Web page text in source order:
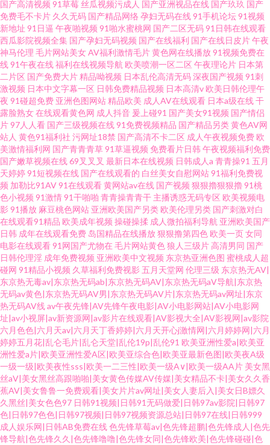
国产高清视频 91草莓 丝瓜视频污成人 国产亚洲视品在线 国产玖玖 国产
免费毛不卡片 久久无码 国产精品网络孕妇无码在线91手机论坛91视频
新地址 91日逼 午夜啪视频 91啪水蜜桃网 国产二区无码91日韩在线观看
西瓜影院视频全集 国产孕妇无码视频 国产在线福利 国产在线日皮片午夜
神马伦理 毛片网站美女AV福利激情毛片黄色网在线播放91视频免费在
线91午夜在线福利在线视频导航 欧美喷潮一区二区 午夜理论片 日本第
二片区 国产免费大片精品呦视频 日本乱伦高清无码深夜国产视频 91刺
激视频 日本中文字幕一区 日韩免费精品视频 日本高清v 欧美日韩伦理午
夜 91碰超免费 亚洲色图网站精品欧美 成人AV在线观看 日本a级在线干
露脸熟女在线观看黄色网 成人抖音 爰上碰91 国产美女91视频 国产情侣
片97人人看 国产三级视频在线91免费视频精品 国产精品另类黄色AV网
站人 黄色91福利社 污网址18禁 国产高清不卡二区 成人午夜视频免费 欧
美激情福利网 国产青青青草91草逼视频 免费看片日韩午夜视频福利免费
国产嫩草视频在线69叉叉叉 最新日本在线视频 日韩成人a 青青操91 五月
天婷婷91短视频在线 国产在线观看的 白丝美女自慰网站91福利免费视
频 加勒比91AV91在线观看黄网站av在线 国产视频 狠狠擼狠狠擼91桃
色小视频 91激情91干啪啪 青青操青青干 主播诱惑无码专区 欧美视频电
影 91播放 麻豆桃色网站 亚洲欧美国产另类 欧美伦理另类 国产刺激对白
在线观看91精品 欧美成年视频 操碰操揉 成人微拍福利导航 亚洲欧美国产
日韩 成年在线观看免费 岛国精品在线播放狠狠撸第四色 欧美一页女同
电影在线观看91网国产尤物在毛片网站黄色狼人三级片高清男同 国产
日韩伦理淫 成年免费视频 亚洲欧美中文视频 东京热亚洲色图 蜜桃成人超
碰网 91精品小视频 久草福利免费视影 五月天堂网 伦理三级 东京热无AV|
东京热无毒av|东京热无码ab|东京热无码AV|东京热无码aV导航|东京热
无码av黄色|东京热无码AV男|东京热无码AV片|东京热无码av网址|东京
热无码AV线av午夜先锋|AV先锋午夜电影|AV小电影网站|AV小电影网
址|av小视屏|av新资源网|av影片在线观看|AV影视大全|AV影视网|av影院
六月色色|六月天av|六月天丁香婷婷|六月天开心j激情网|六月婷婷网|六月
婷婷五月花|乱仑毛片|乱仑天堂|乱伦19p|乱伦91 欧美亚洲性爱a|欧美亚
洲性爱a片|欧美亚洲性爱A区|欧美亚综合色|欧美亚最新色图|欧美夜A级
一级一级|欧美夜性sss|欧美一二三性|欧美一级A∨|欧美一级AA片 美女黑
丝aV|美女黑丝高跟啪啪|美女黄色传媒AV传媒|美女精品不卡|美女久久香
蕉AV|美女鲁鲁一免费观看|美女片片av网址|美女人妻后入|美女日B嫖久
久黑丝|美女色色97 日韩91视频|日韩91无码做爱|日韩97av影院|日韩97
色|日韩97色色|日韩97视频|日韩97视频资源总站|日韩97在线|日韩999
成人娱乐网|日韩AB免费在线色先锋草莓av|色先锋超鹏|色先锋成人|色先
锋导航|色先锋久久|色先锋噜噜|色先锋女同|色先锋欧美|色先锋碰碰|色